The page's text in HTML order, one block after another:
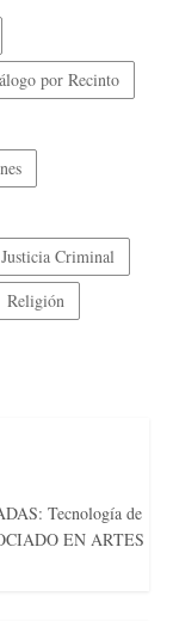
por Recinto
Justicia Criminal
Religión
Tecnología de
EN ARTES